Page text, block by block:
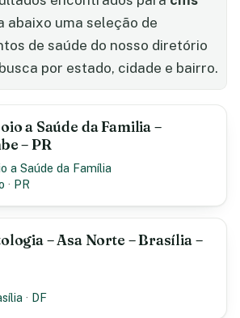
abaixo uma seleção de
de saúde do nosso diretório
por estado, cidade e bairro.
a Saúde da Familia –
– PR
a Saúde da Família
· PR
– Asa Norte – Brasília –
· DF